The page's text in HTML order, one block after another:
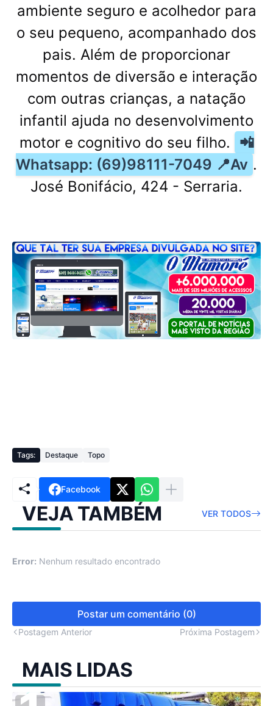
ambiente seguro e acolhedor para
o seu pequeno, acompanhado dos
pais. Além de proporcionar
momentos de diversão e interação
com outras crianças, a natação
infantil ajuda no desenvolvimento
motor e cognitivo do seu filho.
📲
Whatsapp: (69)98111-7049 📍Av .
José Bonifácio, 424 - Serraria.
Tags: Destaque Topo
Facebook
VEJA TAMBÉM VER TODOS
Error: Nenhum resultado encontrado
Postar um comentário (0)
Postagem Anterior Próxima Postagem
MAIS LIDAS